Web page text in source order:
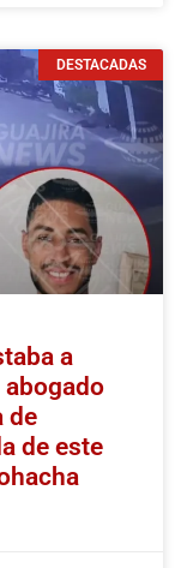
DESTACADAS
a
de
de este